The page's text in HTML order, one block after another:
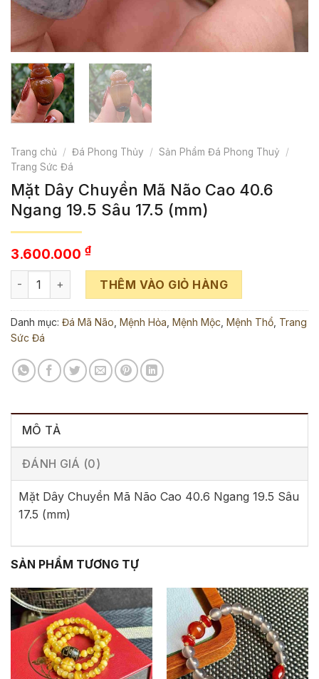
Trang chủ / Đá Phong Thủy / Sản Phẩm Đá Phong Thuỷ
/
Trang Sức Đá
Mặt Dây Chuyền Mã Não Cao 40.6
Ngang 19.5 Sâu 17.5 (mm)
3.600.000 ₫
Mặt Dây Chuyền Mã Não Cao 40.6 Ngang 19.5 Sâu 17.5
THÊM VÀO GIỎ HÀNG
Danh mục: Đá Mã Não Mệnh Hỏa Mệnh Mộc Mệnh Thổ Trang
Sức Đá
MÔ TẢ
ĐÁNH GIÁ (0)
Mặt Dây Chuyền Mã Não Cao 40.6 Ngang 19.5 Sâu
17.5 (mm)
SẢN PHẨM TƯƠNG TỰ